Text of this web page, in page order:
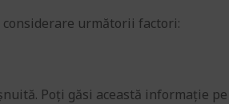
următorii factori:
Poți găsi această informație pe